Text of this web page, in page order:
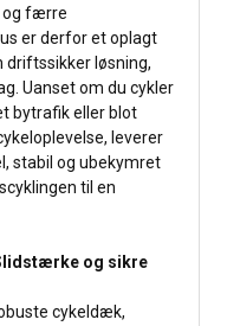
og færre
er derfor et oplagt
driftssikker løsning,
Uanset om du cykler
bytrafik eller blot
leverer
stabil og ubekymret
til en
og sikre
cykeldæk,